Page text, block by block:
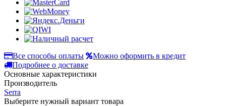
Все способы оплаты
Можно оформить в кредит
Подробнее о доставке
Основные характеристики
Производитель
Serra
Выберите нужный вариант товара